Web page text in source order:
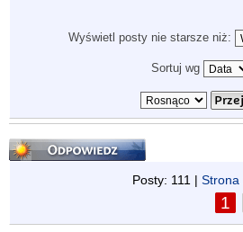
Wyświetl posty nie starsze niż:
Sortuj wg
Odpowiedz
Posty: 111 | Strona
1